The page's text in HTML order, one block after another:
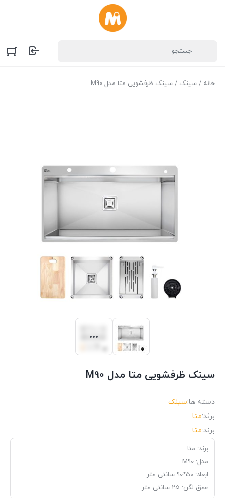
خانه / سینک / سینک ظرفشویی متا مدل M90
سینک ظرفشویی متا مدل M90
دسته ها:سینک
برند:متا
برند:متا
برند: متا
مدل: M90
ابعاد: 50*90 سانتی متر
عمق لگن: 25 سانتی متر